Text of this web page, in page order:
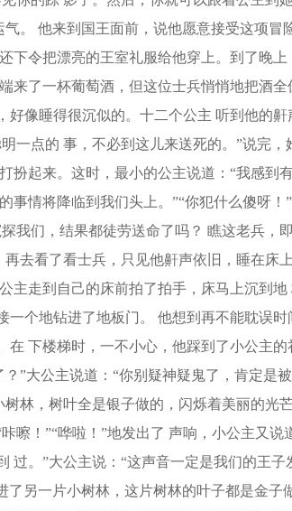
。 他来到国王面前，说他愿意接受这项冒
下令把漂亮的王室礼服给他穿上。到了晚上
了一杯葡萄酒，但这位士兵悄悄地把酒全
像睡得很沉似的。十二个公主 听到他的鼾
一点的 事，不必到这儿来送死的。”说完，
扮起来。这时，最小的公主说道：“我感到
事情将降临到我们头上。”“你犯什么傻呀！
我们，结果都徒劳送命了吗？ 瞧这老兵，
去看了看士兵，只见他鼾声依旧，睡在床
走到自己的床前拍了拍手，床马上沉到地
个地钻进了地板门。 他想到再不能耽误时
在 下楼梯时，一不小心，他踩到了小公主的
”大公主说道：“你别疑神疑鬼了，肯定是
林，树叶全是银子做的，闪烁着美丽的光
嚓！”“哗啦！”地发出了 声响，小公主又说
。”大公主说：“这声音一定是我们的王子
了另一片小树林，这片树林的叶子都是金子